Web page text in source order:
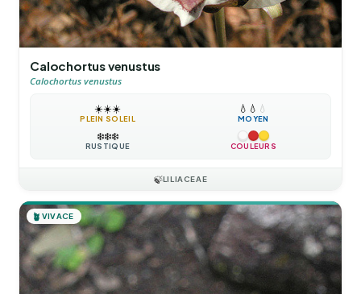
Calochortus venustus
Calochortus venustus
☀️☀️☀️
PLEIN SOLEIL
💧 💧 💧
MOYEN
❄️❄️❄️
RUSTIQUE COULEURS
🍃LILIACEAE
🪴 VIVACE